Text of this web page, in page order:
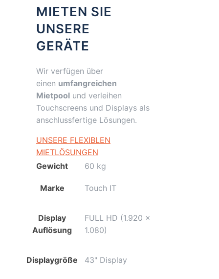
MIETEN SIE
UNSERE
GERÄTE
Wir verfügen über
einen umfangreichen
Mietpool und verleihen
Touchscreens und Displays als
anschlussfertige Lösungen.
UNSERE FLEXIBLEN
MIETLÖSUNGEN
Gewicht
60 kg
Marke Touch IT
Display
Auflösung
FULL HD (1.920 x
1.080)
Displaygröße 43" Display